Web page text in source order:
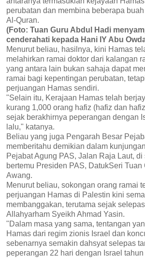
perubatan dan membina beberapa
Al-Quran.
(Foto: Tuan Guru Abdul Hadi
cenderahati kepada Hani IY Abu
Menurut beliau, hasilnya, kini Hamas
melahirkan ramai doktor dari kalangan
yang antara lain bukan sahaja dapat
ramai bagi kepentingan perubatan,
perjuangan Hamas sendiri.
"Selain itu, Kerajaan Hamas telah
kurang 1,000 orang hafiz (hafiz dan
sejak berakhirnya peperangan dengan
lalu," katanya.
Beliau yang juga Pengarah Besar
memberitahu demikian dalam
Pejabat Agung PAS, Jalan Raja Laut,
bertemu Presiden PAS, DatukSeri Tuan
Awang.
Menurut beliau, sokongan orang ramai
perjuangan Hamas di Palestin kini
membanggakan, terutama sejak
Allahyarham Syeikh Ahmad Yasin.
"Dalam masa yang sama, tentangan
Hamas dari regim zionis Israel dan
sebenarnya semakin dahsyat selepas
peperangan 22 hari dengan Israel